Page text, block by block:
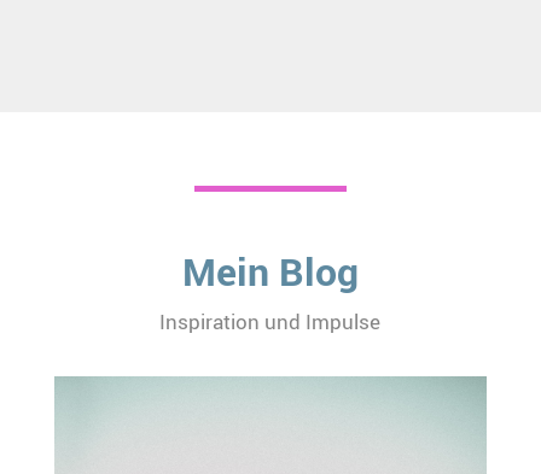
Mein Blog
Inspiration und Impulse